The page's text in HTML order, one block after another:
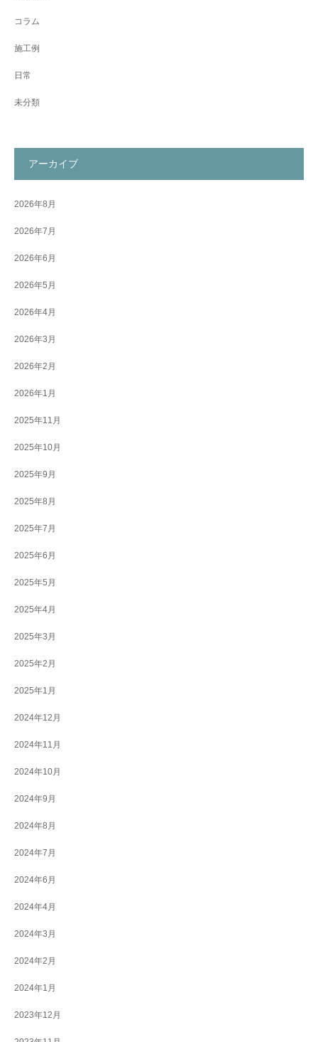
コラム
施工例
日常
未分類
アーカイブ
2026年8月
2026年7月
2026年6月
2026年5月
2026年4月
2026年3月
2026年2月
2026年1月
2025年11月
2025年10月
2025年9月
2025年8月
2025年7月
2025年6月
2025年5月
2025年4月
2025年3月
2025年2月
2025年1月
2024年12月
2024年11月
2024年10月
2024年9月
2024年8月
2024年7月
2024年6月
2024年4月
2024年3月
2024年2月
2024年1月
2023年12月